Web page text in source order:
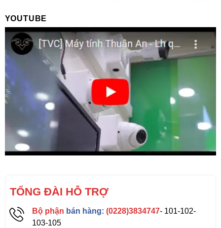
YOUTUBE
TỔNG ĐÀI HỖ TRỢ
Bộ phận bán hàng: (0228)3834747- 101-102-
103-105